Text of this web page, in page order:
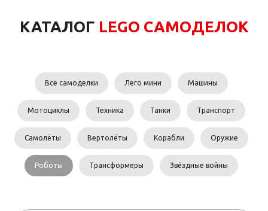
КАТАЛОГ LEGO САМОДЕЛОК
Все самоделки Лего мини Машины
Мотоциклы Техника Танки Транспорт
Самолёты Вертолёты Корабли Оружие
Роботы Трансформеры Звёздные войны